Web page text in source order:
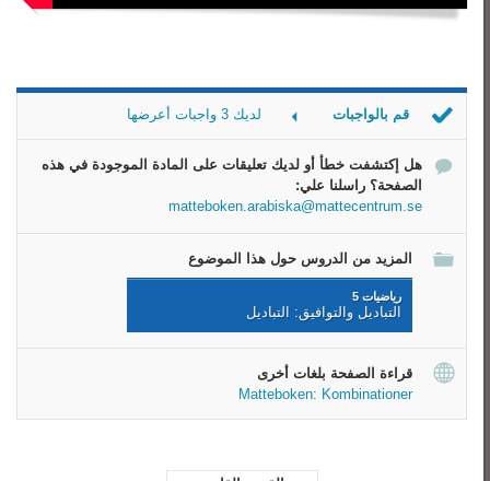
قم بالواجبات لديك 3 واجبات أعرضها
أوراق اللعب - الكوتشينة
لعبة يانصيب جديدة
مساواة
هل إكتشفت خطأ أو لديك تعليقات على المادة الموجودة في هذه
الصفحة؟ راسلنا علي:
matteboken.arabiska@mattecentrum.se
المزيد من الدروس حول هذا الموضوع
رياضيات 5
التباديل والتوافيق: التباديل
قراءة الصفحة بلغات أخرى
Matteboken: Kombinationer